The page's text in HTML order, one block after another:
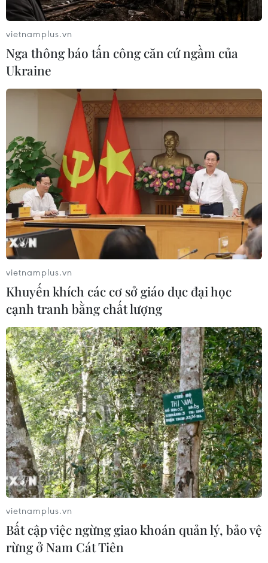
Phát triển sản phẩm quốc gia càphê Việt
Nam chất lượng cao
29/12/2020 12:52
Trong thời gian vừa qua, càphê Việt Nam đã xuất khẩu
đến 80 quốc gia và vùng lãnh thổ, với kim ngạch xuất
khẩu 2019 đạt 2,85 tỷ USD, chiếm 7,8% về kim ngạch
xuất khẩu càphê của thế giới.
Thị trường nông sản tuần qua: Giá càphê
tăng mạnh trở lại
27/06/2021 03:40
Trong tuần qua, giá càphê trong nước đã có sự tăng
mạnh trở lại, có nơi đã cán mốc 35.000 đồng/kg. Còn
vietnamplus.vn
Nga thông báo tấn công căn cứ ngầm của
Ukraine
vietnamplus.vn
Khuyến khích các cơ sở giáo dục đại học
cạnh tranh bằng chất lượng
vietnamplus.vn
Bất cập việc ngừng giao khoán quản lý, bảo vệ
rừng ở Nam Cát Tiên